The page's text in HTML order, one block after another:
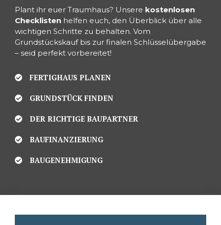
Plant ihr euer Traumhaus? Unsere kostenlosen
Checklisten helfen euch, den Überblick über alle
wichtigen Schritte zu behalten. Vom
Grundstückskauf bis zur finalen Schlüsselübergabe
– seid perfekt vorbereitet!
FERTIGHAUS PLANEN
GRUNDSTÜCK FINDEN
DER RICHTIGE BAUPARTNER
BAUFINANZIERUNG
BAUGENEHMIGUNG